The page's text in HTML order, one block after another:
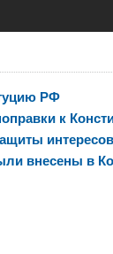
РФ
к
внесены в